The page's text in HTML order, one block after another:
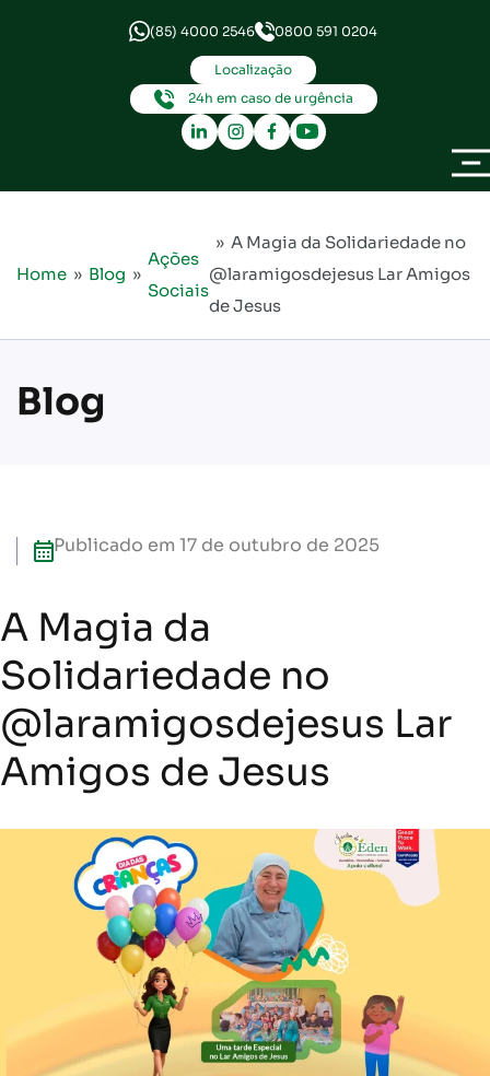
(85) 4000 2546 0800 591 0204
Localização
24h em caso de urgência
Home » Blog »
Ações
Sociais
» A Magia da Solidariedade no
@laramigosdejesus Lar Amigos
de Jesus
Blog
Publicado em 17 de outubro de 2025
A Magia da
Solidariedade no
@laramigosdejesus Lar
Amigos de Jesus